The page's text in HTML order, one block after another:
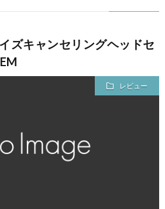
ズキャンセリングヘッドセ
レビュー